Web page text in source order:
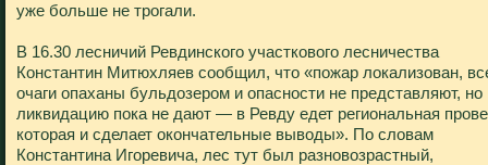
уже больше не трогали.
В 16.30 лесничий Ревдинского участкового лесничества
Константин Митюхляев сообщил, что «пожар локализован,
очаги опаханы бульдозером и опасности не представляют, но
ликвидацию пока не дают — в Ревду едет региональная
которая и сделает окончательные выводы». По словам
Константина Игоревича, лес тут был разновозрастный,